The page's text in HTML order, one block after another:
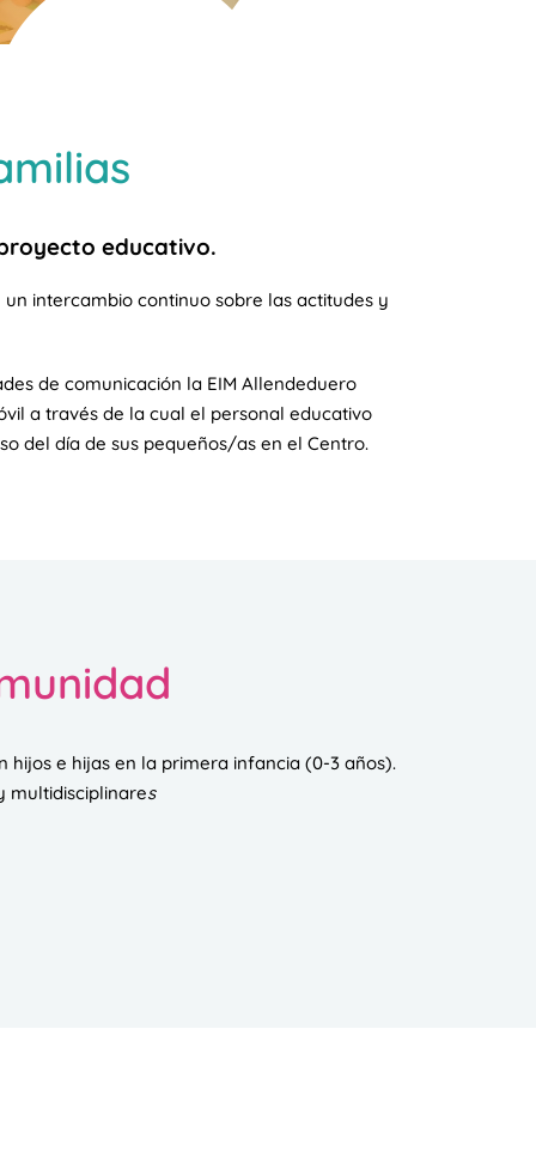
educativo.
intercambio continuo sobre las actitudes y
de comunicación la EIM Allendeduero
a través de la cual el personal educativo
del día de sus pequeños/as en el Centro.
e hijas en la primera infancia (0-3 años).
multidisciplinares